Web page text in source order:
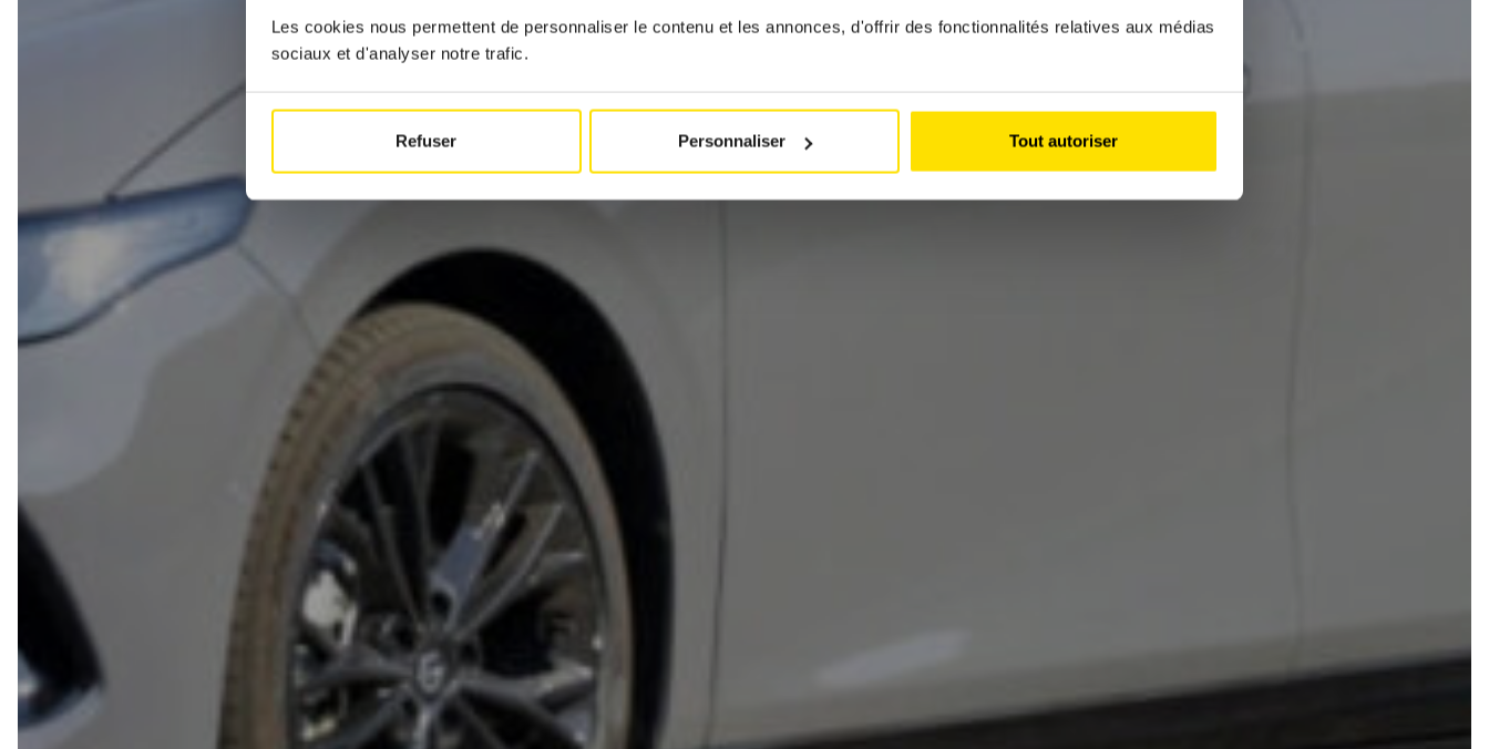
Les cookies nous permettent de personnaliser le contenu et les annonces, d'offrir des fonctionnalités relatives aux médias
sociaux et d'analyser notre trafic.
Refuser Personnaliser Tout autoriser